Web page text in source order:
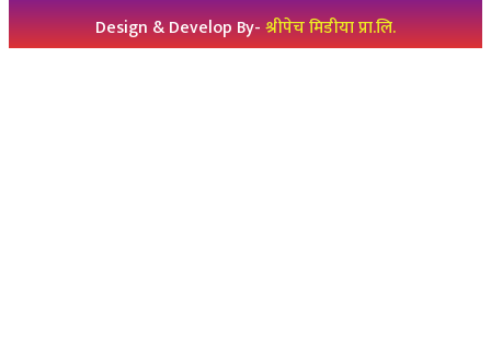
Design & Develop By-श्रीपेच मिडीया प्रा.लि.